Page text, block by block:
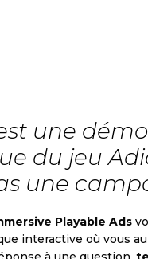
une
du jeu
une
Playable Ads
interactive où vous